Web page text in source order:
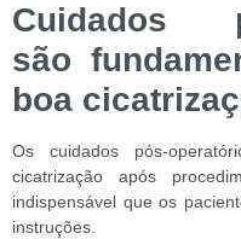
Cuidados
são
boa
Os cuidados pós-
cicatrização após
indispensável que os
instruções.